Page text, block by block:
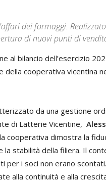
dei formaggi.
di nuovi punti di
al bilancio dell’esercizio
cooperativa vicentina
da una gestione
di Latterie Vicentine,
cooperativa dimostra la
stabilità della filiera. Il
i soci non erano
alla continuità e alla